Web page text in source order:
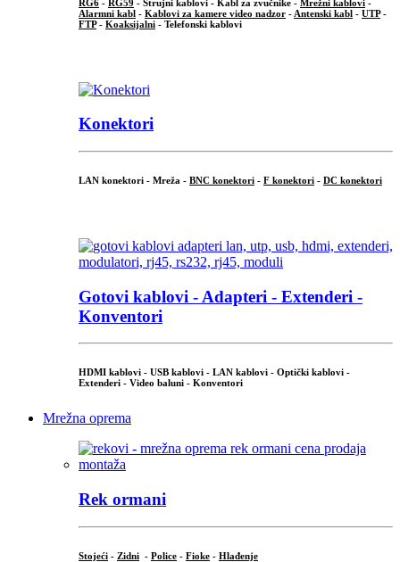
RG6 - RG59 - Strujni kablovi - Kabl za zvučnike - Mrežni kablovi -
Alarmni kabl - Kablovi za kamere video nadzor - Antenski kabl - UTP-
FTP- Koaksijalni - Telefonski kablovi
Konektori
LAN konektori - Mreža - BNC konektori - F konektori - DC konektori
Gotovi kablovi - Adapteri - Extenderi -
Konventori
HDMI kablovi - USB kablovi - LAN kablovi - Optički kablovi -
Extenderi - Video baluni - Konventori
Mrežna oprema
Rek ormani
Stojeći - Zidni - Police - Fioke - Hlađenje